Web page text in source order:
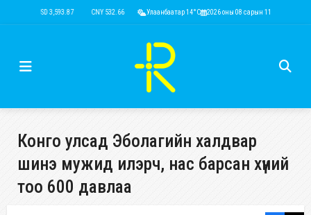
USD 3,593.87 CNY 532.66 RUB 43.77 EUR 4,141.04 KRW 2.53
Улаанбаатар 14°C 2026 оны 08 сарын 11
Конго улсад Эболагийн халдвар
шинэ мужид илэрч, нас барсан хүний
тоо 600 давлаа